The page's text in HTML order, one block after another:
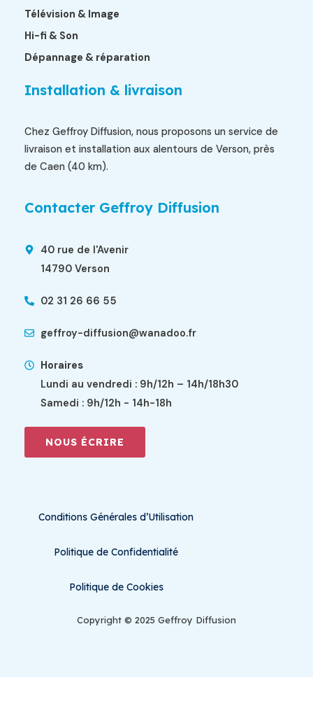
Télévision & Image
Hi-fi & Son
Dépannage & réparation
Installation & livraison
Chez Geffroy Diffusion, nous proposons un service de
livraison et installation aux alentours de Verson, près
de Caen (40 km).
Contacter Geffroy Diffusion
40 rue de l'Avenir
14790 Verson
02 31 26 66 55
geffroy-diffusion@wanadoo.fr
Horaires
Lundi au vendredi : 9h/12h – 14h/18h30
Samedi : 9h/12h - 14h-18h
NOUS ÉCRIRE
Conditions Générales d’Utilisation
Politique de Confidentialité
Politique de Cookies
Copyright © 2025 Geffroy Diffusion